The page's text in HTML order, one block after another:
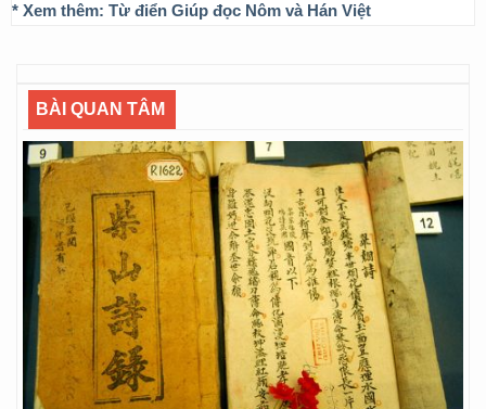
* Xem thêm: Từ điển Giúp đọc Nôm và Hán Việt
BÀI QUAN TÂM